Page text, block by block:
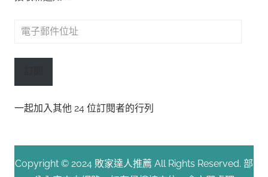
電
郵
址
一起加入其他 24 位訂閱者的行列
Copyright © 2024 敗家達人推薦 All Rights Reserved. 部